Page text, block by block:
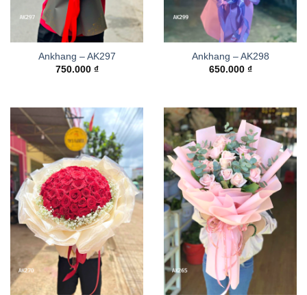
Ankhang – AK297
750.000 ₫
Ankhang – AK298
650.000 ₫